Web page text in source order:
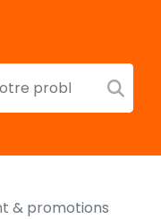
& promotions